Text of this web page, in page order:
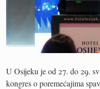
U Osijeku je od 27. do 29.
kongres o poremećajima